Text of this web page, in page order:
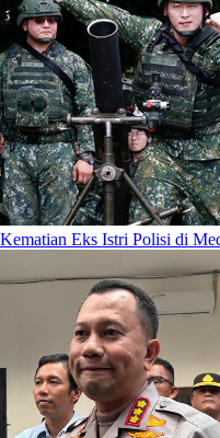
Kematian Eks Istri Polisi di